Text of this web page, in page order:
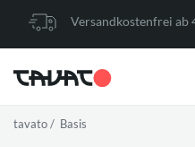
Versandkostenfrei ab
tavato Basis